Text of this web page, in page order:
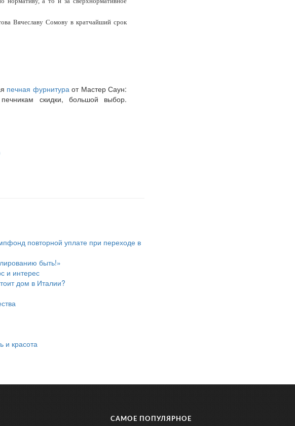
Вячеславу Сомову в кратчайший срок
печная фурнитураот Мастер Саун:
скидки, большой выбор.
повторной уплате при переходе в
быть!»
и интерес
дом в Италии?
и красота
САМОЕ ПОПУЛЯРНОЕ